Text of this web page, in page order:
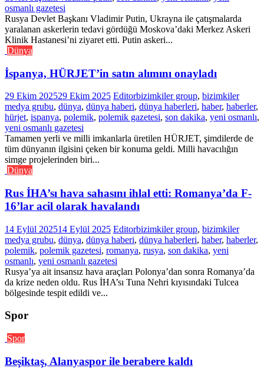
osmanlı gazetesi
Rusya Devlet Başkanı Vladimir Putin, Ukrayna ile çatışmalarda
yaralanan askerlerin tedavi gördüğü Moskova’daki Merkez Askeri
Klinik Hastanesi’ni ziyaret etti. Putin askeri...
Dünya
İspanya, HÜRJET’in satın alımını onayladı
29 Ekim 202529 Ekim 2025 Editorbizimkiler group, bizimkiler
medya grubu, dünya, dünya haberi, dünya haberleri, haber, haberler,
hürjet, ispanya, polemik, polemik gazetesi, son dakika, yeni osmanlı,
yeni osmanlı gazetesi
Tamamen yerli ve milli imkanlarla üretilen HÜRJET, şimdilerde de
tüm dünyanın ilgisini çeken bir konuma geldi. Milli havacılığın
simge projelerinden biri...
Dünya
Rus İHA’sı hava sahasını ihlal etti: Romanya’da F-
16’lar acil olarak havalandı
14 Eylül 202514 Eylül 2025 Editorbizimkiler group, bizimkiler
medya grubu, dünya, dünya haberi, dünya haberleri, haber, haberler,
polemik, polemik gazetesi, romanya, rusya, son dakika, yeni
osmanlı, yeni osmanlı gazetesi
Rusya’ya ait insansız hava araçları Polonya’dan sonra Romanya’da
da krize neden oldu. Rus İHA’sı Tuna Nehri kıyısındaki Tulcea
bölgesinde tespit edildi ve...
Spor
Spor
Beşiktaş, Alanyaspor ile berabere kaldı